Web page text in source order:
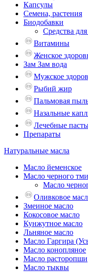
Капсулы
Семена, растения
Биодобавки
Средства
Витамины
Женское
Зам Зам вода
Мужское
Рыбий жир
Пальмовая
Назальные
Лечебные
Препараты
Натуральные масла
Масло йеменское
Масло черного
Масло
Оливковое
Змеиное масло
Кокосовое масло
Кунжутное масло
Льняное масло
Масло Гаргира
Масло конопляное
Масло расторопши
Масло тыквы